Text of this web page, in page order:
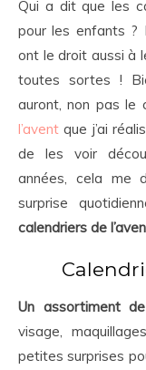
Qui a dit que les
pour les enfants ?
ont le droit aussi à
toutes sortes !
auront, non pas le
l’avent que j’ai
de les voir
années, cela me
surprise
calendriers de
Un assortiment
visage,
petites surprises